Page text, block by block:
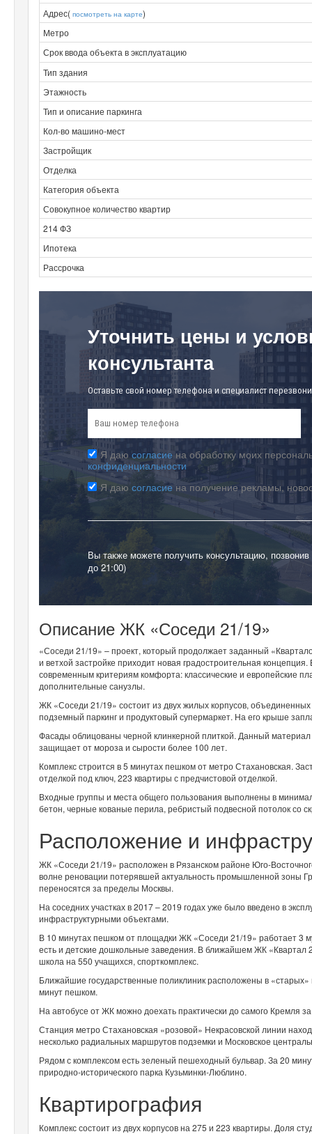
Адрес( посмотреть на карте)
Метро
Срок ввода объекта в эксплуатацию
Тип здания
Этажность
Тип и описание паркинга
Кол-во машино-мест
Застройщик
Отделка
Категория объекта
Совокупное количество квартир
214 ФЗ
Ипотека
Рассрочка
Уточнить цены и
консультанта
Оставьте свой номер телефона и специалист
Я даю согласие на обработку моих
конфиденциальности
Я даюсогласие на получение рекламы,
Вы также можете получить консультацию,
до 21:00)
Описание ЖК «Соседи 21/19»
«Соседи 21/19» – проект, который продолжает заданный
и ветхой застройке приходит новая градостроительная
современным критериям комфорта: классические и европейские
дополнительные санузлы.
ЖК «Соседи 21/19» состоит из двух жилых корпусов,
подземный паркинг и продуктовый супермаркет. На его крыше
Фасады облицованы черной клинкерной плиткой. Данный
защищает от мороза и сырости более 100 лет.
Комплекс строится в 5 минутах пешком от метро Стахановская.
отделкой под ключ, 223 квартиры с предчистовой отделкой.
Входные группы и места общего пользования выполнены в
бетон, черные кованые перила, ребристый подвесной потолок со
Расположение и
ЖК «Соседи 21/19» расположен в Рязанском районе Юго-
волне реновации потерявшей актуальность промышленной зоны
переносятся за пределы Москвы.
На соседних участках в 2017 – 2019 годах уже было введено в
инфраструктурными объектами.
В 10 минутах пешком от площадки ЖК «Соседи 21/19» работает 3
есть и детские дошкольные заведения. В ближайшем ЖК «Квартал
школа на 550 учащихся, спорткомплекс.
Ближайшие государственные поликлиник расположены в
минут пешком.
На автобусе от ЖК можно доехать практически до самого Кремля
Станция метро Стахановская «розовой» Некрасовской линии
несколько радиальных маршрутов подземки и Московское
Рядом с комплексом есть зеленый пешеходный бульвар. За 20
природно-исторического парка Кузьминки-Люблино.
Квартирография
Комплекс состоит из двух корпусов на 275 и 223 квартиры. Доля